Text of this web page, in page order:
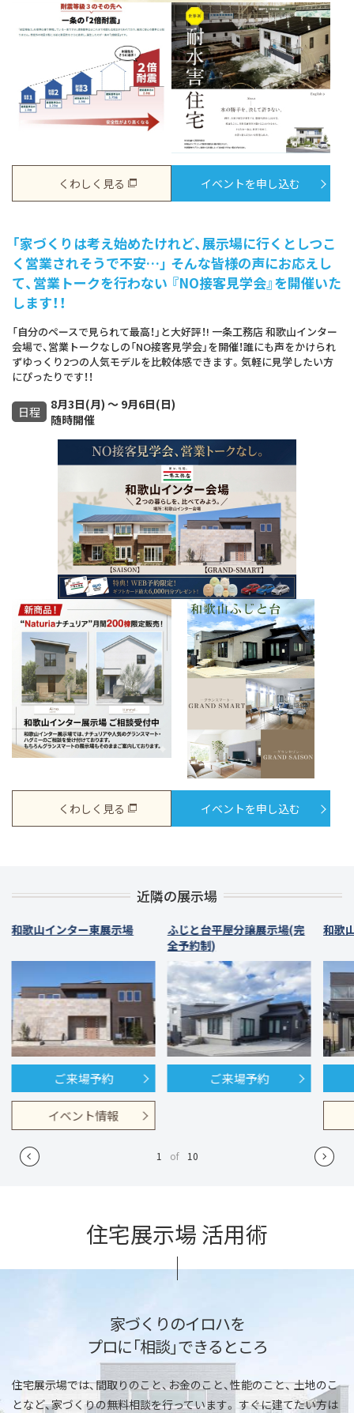
くわしく見る イベントを申し込む
「家づくりは考え始めたけれど、展示場に行くとしつこ
く営業されそうで不安…」 そんな皆様の声にお応えし
て、営業トークを行わない 『NO接客見学会』を開催いた
します！！
「自分のペースで見られて最高！」と大好評！! 一条工務店 和歌山インター
会場で、営業トークなしの「NO接客見学会」を開催！誰にも声をかけられ
ずゆっくり2つの人気モデルを比較体感できます。気軽に見学したい方
にぴったりです！！
日程
8月3日(月) ～ 9月6日(日)
随時開催
くわしく見る イベントを申し込む
近隣の展示場
和歌山インター東展示場
ご来場予約
イベント情報
ふじと台平屋分譲展示場(完
全予約制)
ご来場予約
和歌
1 of 10
住宅展示場 活用術
家づくりのイロハを
プロに「相談」できるところ
住宅展示場では、間取りのこと、お金のこと、性能のこと、土地のこ
となど、家づくりの無料相談を行っています。 すぐに建てたい方は